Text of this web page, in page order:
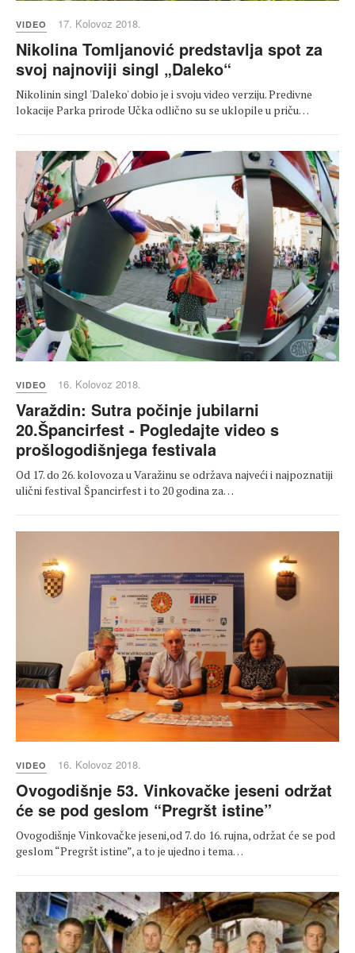
VIDEO 17. Kolovoz 2018.
Nikolina Tomljanović predstavlja spot za
svoj najnoviji singl „Daleko“
Nikolinin singl 'Daleko' dobio je i svoju video verziju. Predivne
lokacije Parka prirode Učka odlično su se uklopile u priču…
VIDEO 16. Kolovoz 2018.
Varaždin: Sutra počinje jubilarni
20.Špancirfest - Pogledajte video s
prošlogodišnjega festivala
Od 17. do 26. kolovoza u Varažinu se održava najveći i najpoznatiji
ulični festival Špancirfest i to 20 godina za…
VIDEO 16. Kolovoz 2018.
Ovogodišnje 53. Vinkovačke jeseni održat
će se pod geslom “Pregršt istine”
Ovogodišnje Vinkovačke jeseni,od 7. do 16. rujna, održat će se pod
geslom “Pregršt istine”, a to je ujedno i tema…